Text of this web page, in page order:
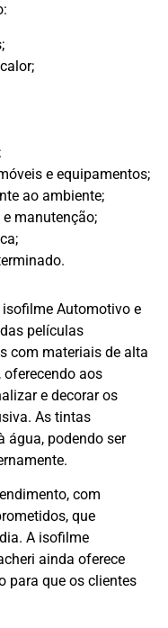
e equipamentos;
ao ambiente;
manutenção;
Automotivo e
películas
com materiais de alta
aos
e decorar os
As tintas
água, podendo ser
com
que
A isofilme
ainda oferece
para que os clientes